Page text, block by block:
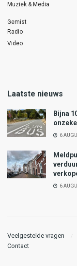
Muziek & Media
Gemist
Radio
Video
Laatste nieuws
Bijna
6
6
Veelgestelde vragen
Contact